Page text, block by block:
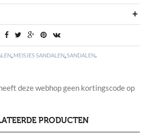
, MEISJES SANDALEN,SANDALEN.
deze webhop geen kortingscode op
PRODUCTEN